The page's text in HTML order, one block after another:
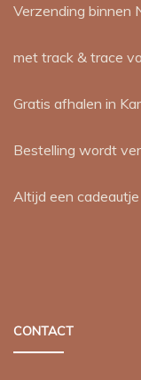
Verzending binnen
met track & trace
Gratis afhalen in
Bestelling wordt
Altijd een
CONTACT